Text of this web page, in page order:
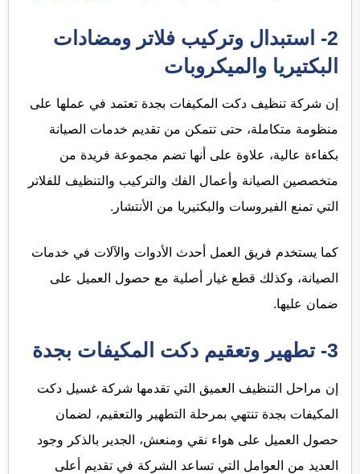
2- استبدال وتركيب فلاتر ومضادات
البكتيريا والميكروبات
إن شركة تنظيف دكت المكيفات بجدة تعتمد في عملها على
منظومة متكاملة، حتى تتمكن من تقديم خدمات الصيانة
بكفاءة عالية، علاوة على أنها تضم مجموعة فريدة من
متخصصين الصيانة وأعمال الفك والتركيب والتنظيف للفلاتر
التي تمنع الفيروسات والبكتيريا من الأنتشار.
كما يستخدم فريق العمل أحدث الأدوات والآلات في خدمات
الصيانة، وكذلك قطع غيار أصلية مع حصول العميل على
ضمان عليها.
3- تطهير وتعقيم دكت المكيفات بجدة
إن مراحل التنظيف العميق التي تقدمها شركة غسيل دكت
المكيفات بجدة تنتهي بمرحلة التطهير والتعقيم، لضمان
حصول العميل على هواء نقي ومنعش، الجدير بالذكر وجود
العديد من العوامل التي تساعد الشركة في تقديم أعلى